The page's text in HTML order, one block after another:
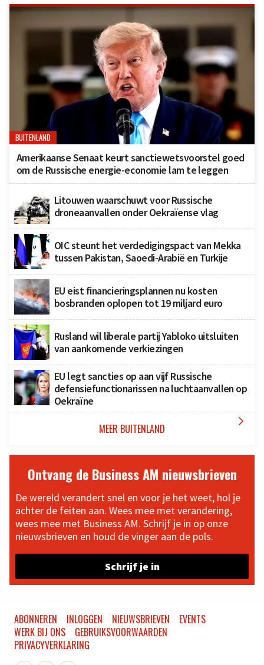
BUITENLAND
Amerikaanse Senaat keurt sanctiewetsvoorstel goed
om de Russische energie-economie lam te leggen
Litouwen waarschuwt voor Russische
droneaanvallen onder Oekraïense vlag
OIC steunt het verdedigingspact van Mekka
tussen Pakistan, Saoedi-Arabië en Turkije
EU eist financieringsplannen nu kosten
bosbranden oplopen tot 19 miljard euro
Rusland wil liberale partij Yabloko uitsluiten
van aankomende verkiezingen
EU legt sancties op aan vijf Russische
defensiefunctionarissen na luchtaanvallen op
Oekraïne
MEER BUITENLAND 
Ontvang de Business AM nieuwsbrieven
De wereld verandert snel en voor je het weet, hol je
achter de feiten aan. Wees mee met verandering,
wees mee met Business AM. Schrijf je in op onze
nieuwsbrieven en houd de vinger aan de pols.
Schrijf je in
ABONNEREN INLOGGEN NIEUWSBRIEVEN
EVENTS
WERK BIJ ONS
GEBRUIKSVOORWAARDEN
PRIVACYVERKLARING